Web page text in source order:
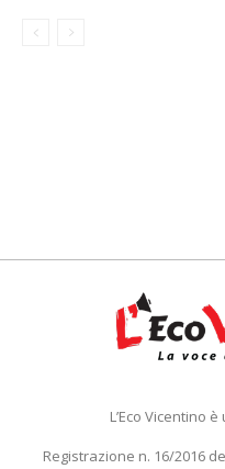
L’Eco Vicentino
Registrazione n. 16/2016